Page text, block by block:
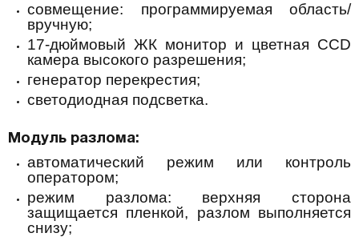
совмещение: программируемая область/
вручную;
17-дюймовый ЖК монитор и цветная CCD
камера высокого разрешения;
генератор перекрестия;
светодиодная подсветка.
Модуль разлома:
автоматический режим или контроль
оператором;
режим разлома: верхняя сторона
защищается пленкой, разлом выполняется
снизу;